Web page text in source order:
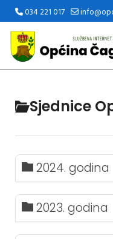
034 221 017
Sjednice
2024. godina
2023. godina